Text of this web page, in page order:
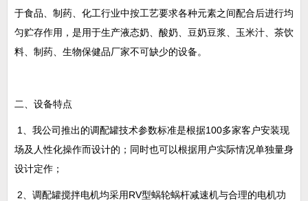
于食品 制药、化工行业中按工艺要求各种元素之间配合后进行均
匀贮存作用，是用于生产液态奶
酸奶、豆奶豆浆、玉米汁、茶饮
料、 制药 、生物保健品厂家不可缺少的设备。
二、设备特点
1、我公司推出的调配罐技术参数标准是根据100多家客户安装现
场及人性化操作而设计的；同时也可以根据用户实际情况单独量身
设计定作；
2 调配罐搅拌电机均采用RV型蜗轮蜗杆减速机与合理的电机功